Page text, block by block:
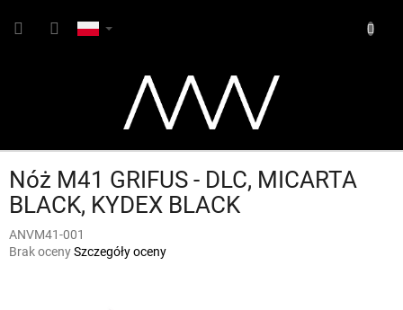
Nóż M41 GRIFUS - DLC, MICARTA
BLACK, KYDEX BLACK
ANVM41-001
Średnia
Brak ocenySzczegóły oceny